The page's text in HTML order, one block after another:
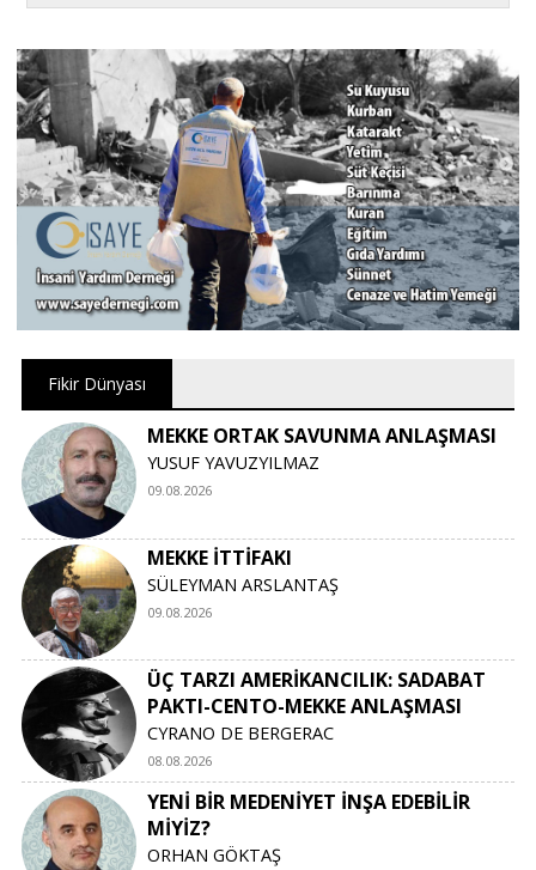
Fikir Dünyası
MEKKE ORTAK SAVUNMA ANLAŞMASI
YUSUF YAVUZYILMAZ
09.08.2026
MEKKE İTTİFAKI
SÜLEYMAN ARSLANTAŞ
09.08.2026
ÜÇ TARZI AMERİKANCILIK: SADABAT
PAKTI-CENTO-MEKKE ANLAŞMASI
CYRANO DE BERGERAC
08.08.2026
YENİ BİR MEDENİYET İNŞA EDEBİLİR
MİYİZ?
ORHAN GÖKTAŞ